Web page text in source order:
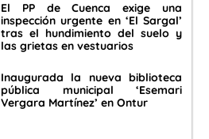
El PP de Cuenca exige una
inspección urgente en ‘El Sargal’
tras el hundimiento del suelo y
las grietas en vestuarios
Inaugurada la nueva biblioteca
pública municipal ‘Esemari
Vergara Martínez’ en Ontur